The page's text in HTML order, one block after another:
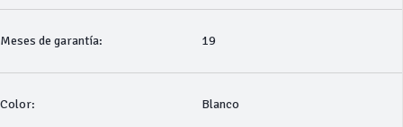
Meses de garantía: 19
Color: Blanco